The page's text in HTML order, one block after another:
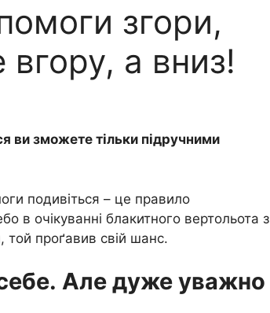
згори,
а вниз!
ви зможете тільки підручними
подивіться – це правило
в очікуванні блакитного вертольота з
той проґавив свій шанс.
Але дуже уважно